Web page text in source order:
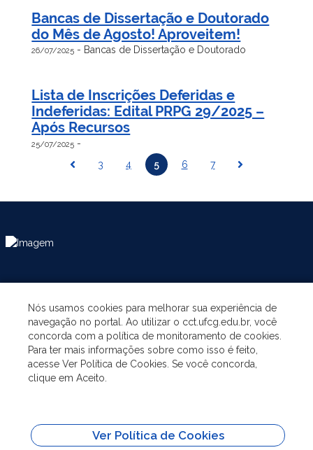
Bancas de Dissertação e Doutorado
do Mês de Agosto! Aproveitem!
26/07/2025 - Bancas de Dissertação e Doutorado
Lista de Inscrições Deferidas e
Indeferidas: Edital PRPG 29/2025 –
Após Recursos
25/07/2025 -
3
4 5 6 7
A UNIDADE
GRADUAÇÃO
Nós usamos cookies para melhorar sua experiência de
navegação no portal. Ao utilizar o cct.ufcg.edu.br, você
concorda com a política de monitoramento de cookies.
Para ter mais informações sobre como isso é feito,
acesse Ver Política de Cookies. Se você concorda,
clique em Aceito.
Ver Política de Cookies